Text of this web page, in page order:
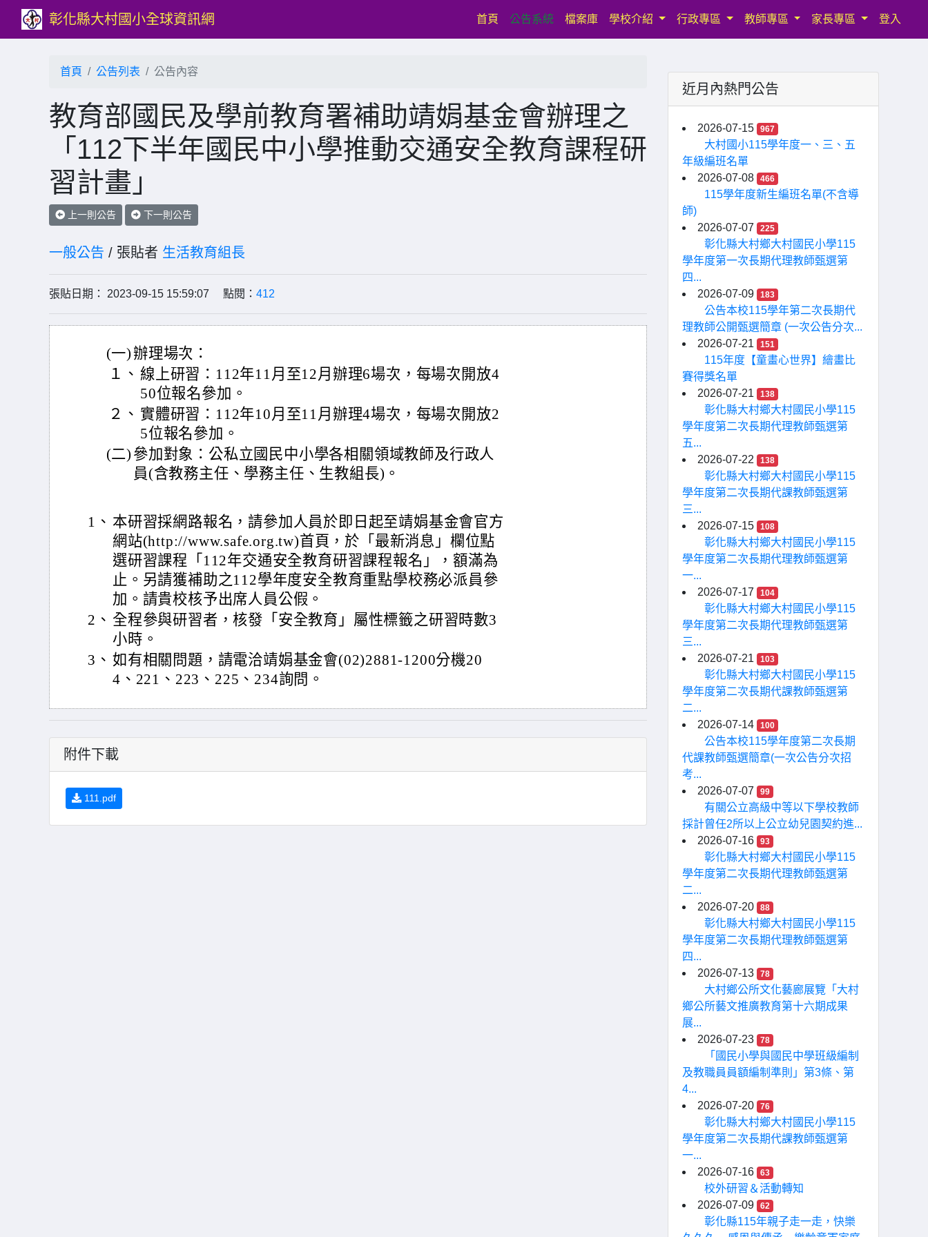
彰化縣大村國小全球資訊網 首頁 (current)
公告系統 檔案庫 學校介紹 行政專區 教師專區 家長專區 登入
首頁 公告列表 公告內容
教育部國民及學前教育署補助靖娟基金會辦理之
「112下半年國民中小學推動交通安全教育課程研
習計畫」
上一則公告 下一則公告
一般公告 / 張貼者 生活教育組長
張貼日期： 2023-09-15 15:59:07 點閱： 412
(一)辦理場次：
１、 線上研習：112年11月至12月辦理6場次，每場次開放4
50位報名參加。
２、 實體研習：112年10月至11月辦理4場次，每場次開放2
5位報名參加。
(二) 參加對象：公私立國民中小學各相關領域教師及行政人
員(含教務主任、學務主任、生教組長)。
1、 本研習採網路報名，請參加人員於即日起至靖娟基金會官方
網站(http://www.safe.org.tw)首頁，於「最新消息」欄位點
選研習課程「112年交通安全教育研習課程報名」，額滿為
止。另請獲補助之112學年度安全教育重點學校務必派員參
加。請貴校核予出席人員公假。
2、 全程參與研習者，核發「安全教育」屬性標籤之研習時數3
小時。
3、 如有相關問題，請電洽靖娟基金會(02)2881-1200分機20
4、221、223、225、234詢問。
附件下載
111.pdf
近月內熱門公告
2026-07-15 967
大村國小115學年度一、三、五
年級編班名單
2026-07-08
466
115學年度新生編班名單(不含導
師)
2026-07-07
225
彰化縣大村鄉大村國民小學115
學年度第一次長期代理教師甄選第
四...
2026-07-09
183
公告本校115學年第二次長期代
理教師公開甄選簡章 (一次公告分次...
2026-07-21
151
115年度【童畫心世界】繪畫比
賽得獎名單
2026-07-21
138
彰化縣大村鄉大村國民小學115
學年度第二次長期代理教師甄選第
五...
2026-07-22
138
彰化縣大村鄉大村國民小學115
學年度第二次長期代課教師甄選第
三...
2026-07-15
108
彰化縣大村鄉大村國民小學115
學年度第二次長期代理教師甄選第
一...
2026-07-17
104
彰化縣大村鄉大村國民小學115
學年度第二次長期代理教師甄選第
三...
2026-07-21
103
彰化縣大村鄉大村國民小學115
學年度第二次長期代課教師甄選第
二...
2026-07-14
100
公告本校115學年度第二次長期
代課教師甄選簡章(一次公告分次招
考...
2026-07-07
99
有關公立高級中等以下學校教師
採計曾任2所以上公立幼兒園契約進...
2026-07-16
93
彰化縣大村鄉大村國民小學115
學年度第二次長期代理教師甄選第
二...
2026-07-20
88
彰化縣大村鄉大村國民小學115
學年度第二次長期代理教師甄選第
四...
2026-07-13
78
大村鄉公所文化藝廊展覽「大村
鄉公所藝文推廣教育第十六期成果
展...
2026-07-23
78
「國民小學與國民中學班級編制
及教職員員額編制準則」第3條、第
4...
2026-07-20
76
彰化縣大村鄉大村國民小學115
學年度第二次長期代課教師甄選第
一...
2026-07-16
63
校外研習＆活動轉知
2026-07-09
62
彰化縣115年親子走一走，快樂